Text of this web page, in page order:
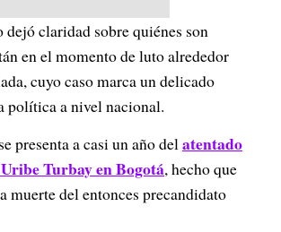
claridad sobre quiénes son
en el momento de luto alrededor
cuyo caso marca un delicado
política a nivel nacional.
presenta a casi un año delatentado
Turbay en Bogotá, hecho que
muerte del entonces precandidato